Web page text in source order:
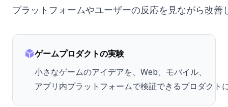
プラットフォームやユーザーの反応を見ながら改善
ゲームプロダクトの実験
小さなゲームのアイデアを、Web、モバイル、
アプリ内プラットフォームで検証できるプロダクト